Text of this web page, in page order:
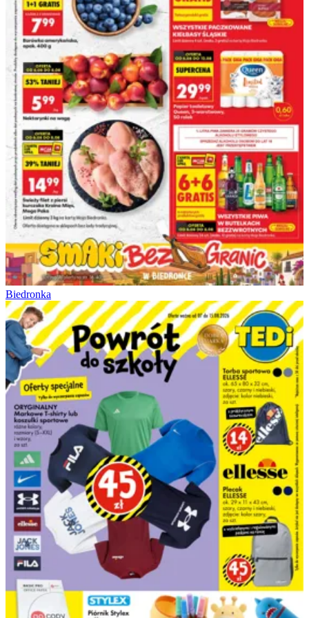
Biedronka